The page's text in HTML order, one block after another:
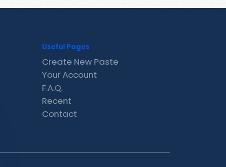
Useful Pages
Create New Paste
Your Account
F.A.Q.
Recent
Contact